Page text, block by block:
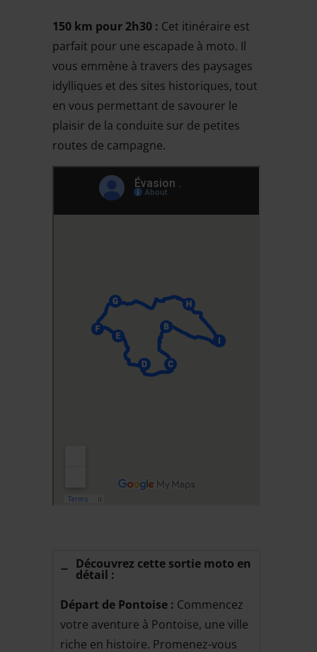
150 km pour 2h30 : Cet itinéraire est
parfait pour une escapade à moto. Il
vous emmène à travers des paysages
idylliques et des sites historiques, tout
en vous permettant de savourer le
plaisir de la conduite sur de petites
routes de campagne.
Découvrez cette sortie moto en
détail :
Départ de Pontoise : Commencez
votre aventure à Pontoise, une ville
riche en histoire. Promenez-vous